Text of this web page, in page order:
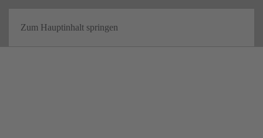
Zum Hauptinhalt springen